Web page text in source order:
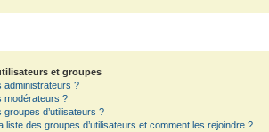
et groupes
administrateurs ?
modérateurs ?
groupes d’utilisateurs ?
liste des groupes d’utilisateurs et comment les rejoindre ?